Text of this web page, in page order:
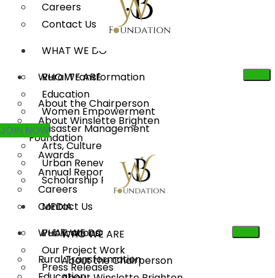
Careers
Contact Us
WHAT WE DO
Rural Transformation
Education
Women Empowerment
Disaster Management
Arts, Culture & Heritage
Urban Renewal
Scholarship Program
MEDIA
Publications
Our Project Work
Press Releases
WHO WE ARE
About the Chairperson
About Winslette Brighten
Foundation
Awards
Annual Reports
Careers
Contact Us
WHAT WE DO
Rural Transformation
JOIN NOW
WHO WE ARE
About the Chairperson